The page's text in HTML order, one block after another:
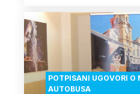
POTPISANI UGOVORI O
AUTOBUSA